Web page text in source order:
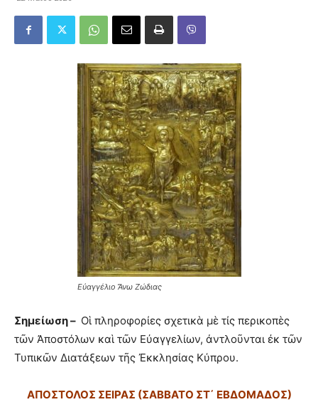
Εὐαγγέλιο Ἄνω Ζώδιας
Σημείωση – Οἱ πληροφορίες σχετικὰ μὲ τίς περικοπὲς
τῶν Ἀποστόλων καὶ τῶν Εὐαγγελίων, ἀντλοῦνται ἐκ τῶν
Τυπικῶν Διατάξεων τῆς Ἐκκλησίας Κύπρου.
ΑΠΟΣΤΟΛΟΣ ΣΕΙΡΑΣ (ΣΑΒΒΑΤΟ ΣΤ΄ ΕΒΔΟΜΑΔΟΣ)